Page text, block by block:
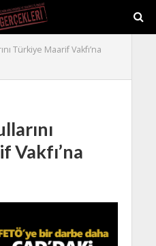
Türkiye Maarif Vakfı’na
Vakfı’na